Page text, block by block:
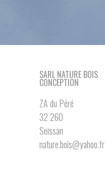
SARL NATURE BOIS
CONCEPTION
ZA du Péré
32 260
Seissan
nature.bois@yahoo.fr